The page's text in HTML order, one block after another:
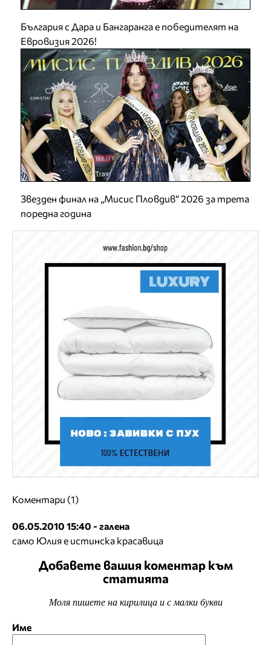
България с Дара и Бангаранга е победителят на
Евровизия 2026!
Звезден финал на „Мисис Пловдив“ 2026 за трета
поредна година
Коментари (1)
06.05.2010 15:40 - галена
само Юлия е истинска красавица
Добавете вашия коментар към
статията
Моля пишете на кирилица и с малки букви
Име